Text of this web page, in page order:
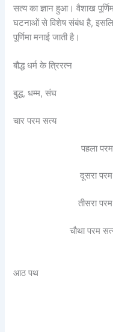
सत्य का ज्ञान हुआ। वैशाख
घटनाओं से विशेष संबंध है, इसलिए
पूर्णिमा मनाई जाती है।
बौद्ध धर्म के त्रिरत्न
बुद्ध, धम्म, संघ
चार परम सत्य
पहला
दूसरा
तीसरा
चौथा परम
आठ पथ